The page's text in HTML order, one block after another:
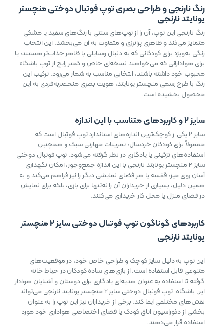
رنگ نارنجی و طراحی بصری توپ فوتبال دوختی منچستر
یونایتد نارنجی
رنگ نارنجی این توپ، آن را از توپ‌های سنتی با رنگ‌های سفید یا مشکی
متمایز می‌کند و ظاهری پرانرژی و متفاوت به آن می‌بخشد. این انتخاب
رنگی به‌ویژه برای کودکانی که به دنبال وسایلی با ظاهر جذاب‌تر هستند، یا
برای هوادارانی که می‌خواهند نسخه‌ای خاص و کمتر رایج از توپ باشگاه
محبوب خود داشته باشند، انتخابی مناسب به شمار می‌رود. ترکیب این
رنگ با طرح رسمی منچستر یونایتد، هویت بصری منحصربه‌فردی به این
محصول بخشیده است.
سایز 2 و کاربردهای متناسب با این اندازه
سایز 2 یکی از کوچک‌ترین اندازه‌های استاندارد توپ فوتبال است که
معمولاً برای کودکان خردسال، تمرینات مهارتی سبک و همچنین
استفاده‌های تزئینی یا یادگاری در نظر گرفته می‌شود. توپ فوتبال دوختی
سایز 2 منچستر یونایتد نارنجی با این اندازه جمع‌وجور، امکان نگهداری
آسان روی میز، قفسه یا هر فضای نمایشی دیگر را نیز فراهم می‌کند و به
همین دلیل، بسیاری از خریداران آن را نه‌تنها برای بازی، بلکه برای نمایش
در فضای منزل یا محل کار خریداری می‌کنند.
کاربردهای گوناگون توپ فوتبال دوختی سایز 2 منچستر
یونایتد نارنجی
این توپ به دلیل سایز کوچک و طراحی خاص خود، در موقعیت‌های
متنوعی قابل استفاده است. از بازی‌های ساده کودکان در حیاط خانه
گرفته تا استفاده به عنوان هدیه‌ای یادگاری برای دوستان و آشنایان هوادار
این باشگاه، توپ فوتبال دوختی سایز 2 منچستر یونایتد نارنجی می‌تواند
نقش‌های مختلفی ایفا کند. برخی از خریداران نیز این توپ را به عنوان
بخشی از دکوراسیون اتاق کودک یا فضای اختصاصی هواداری خود مورد
استفاده قرار می‌دهند.